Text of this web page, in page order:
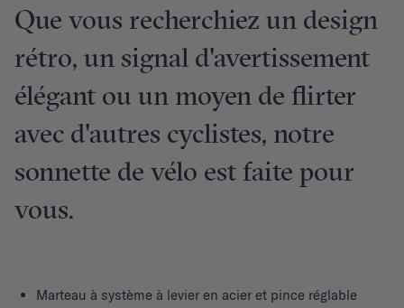
Que vous recherchiez un design
rétro, un signal d'avertissement
élégant ou un moyen de flirter
avec d'autres cyclistes, notre
sonnette de vélo est faite pour
vous.
Marteau à système à levier en acier et pince réglable